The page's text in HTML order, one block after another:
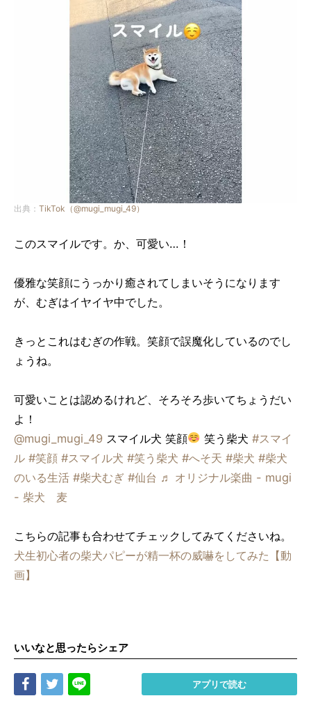
出典： TikTok（@mugi_mugi_49）
このスマイルです。か、可愛い…！
優雅な笑顔にうっかり癒されてしまいそうになります
が、むぎはイヤイヤ中でした。
きっとこれはむぎの作戦。笑顔で誤魔化しているのでし
ょうね。
可愛いことは認めるけれど、そろそろ歩いてちょうだい
よ！
@mugi_mugi_49 スマイル犬 笑顔 笑う柴犬 #スマイ
ル #笑顔 #スマイル犬 #笑う柴犬 #へそ天 #柴犬 #柴犬
のいる生活 #柴犬むぎ #仙台 ♬ オリジナル楽曲 - mugi
- 柴犬 麦
こちらの記事も合わせてチェックしてみてくださいね。
犬生初心者の柴犬パピーが精一杯の威嚇をしてみた【動
画】
いいなと思ったらシェア
Share Tweet アプリで読む